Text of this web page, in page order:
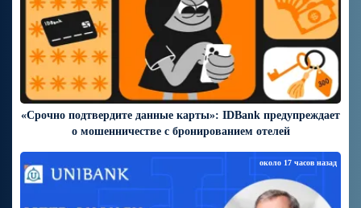
«Срочно подтвердите данные карты»: IDBank предупреждает
о мошенничестве с бронированием отелей
около 17 часов назад